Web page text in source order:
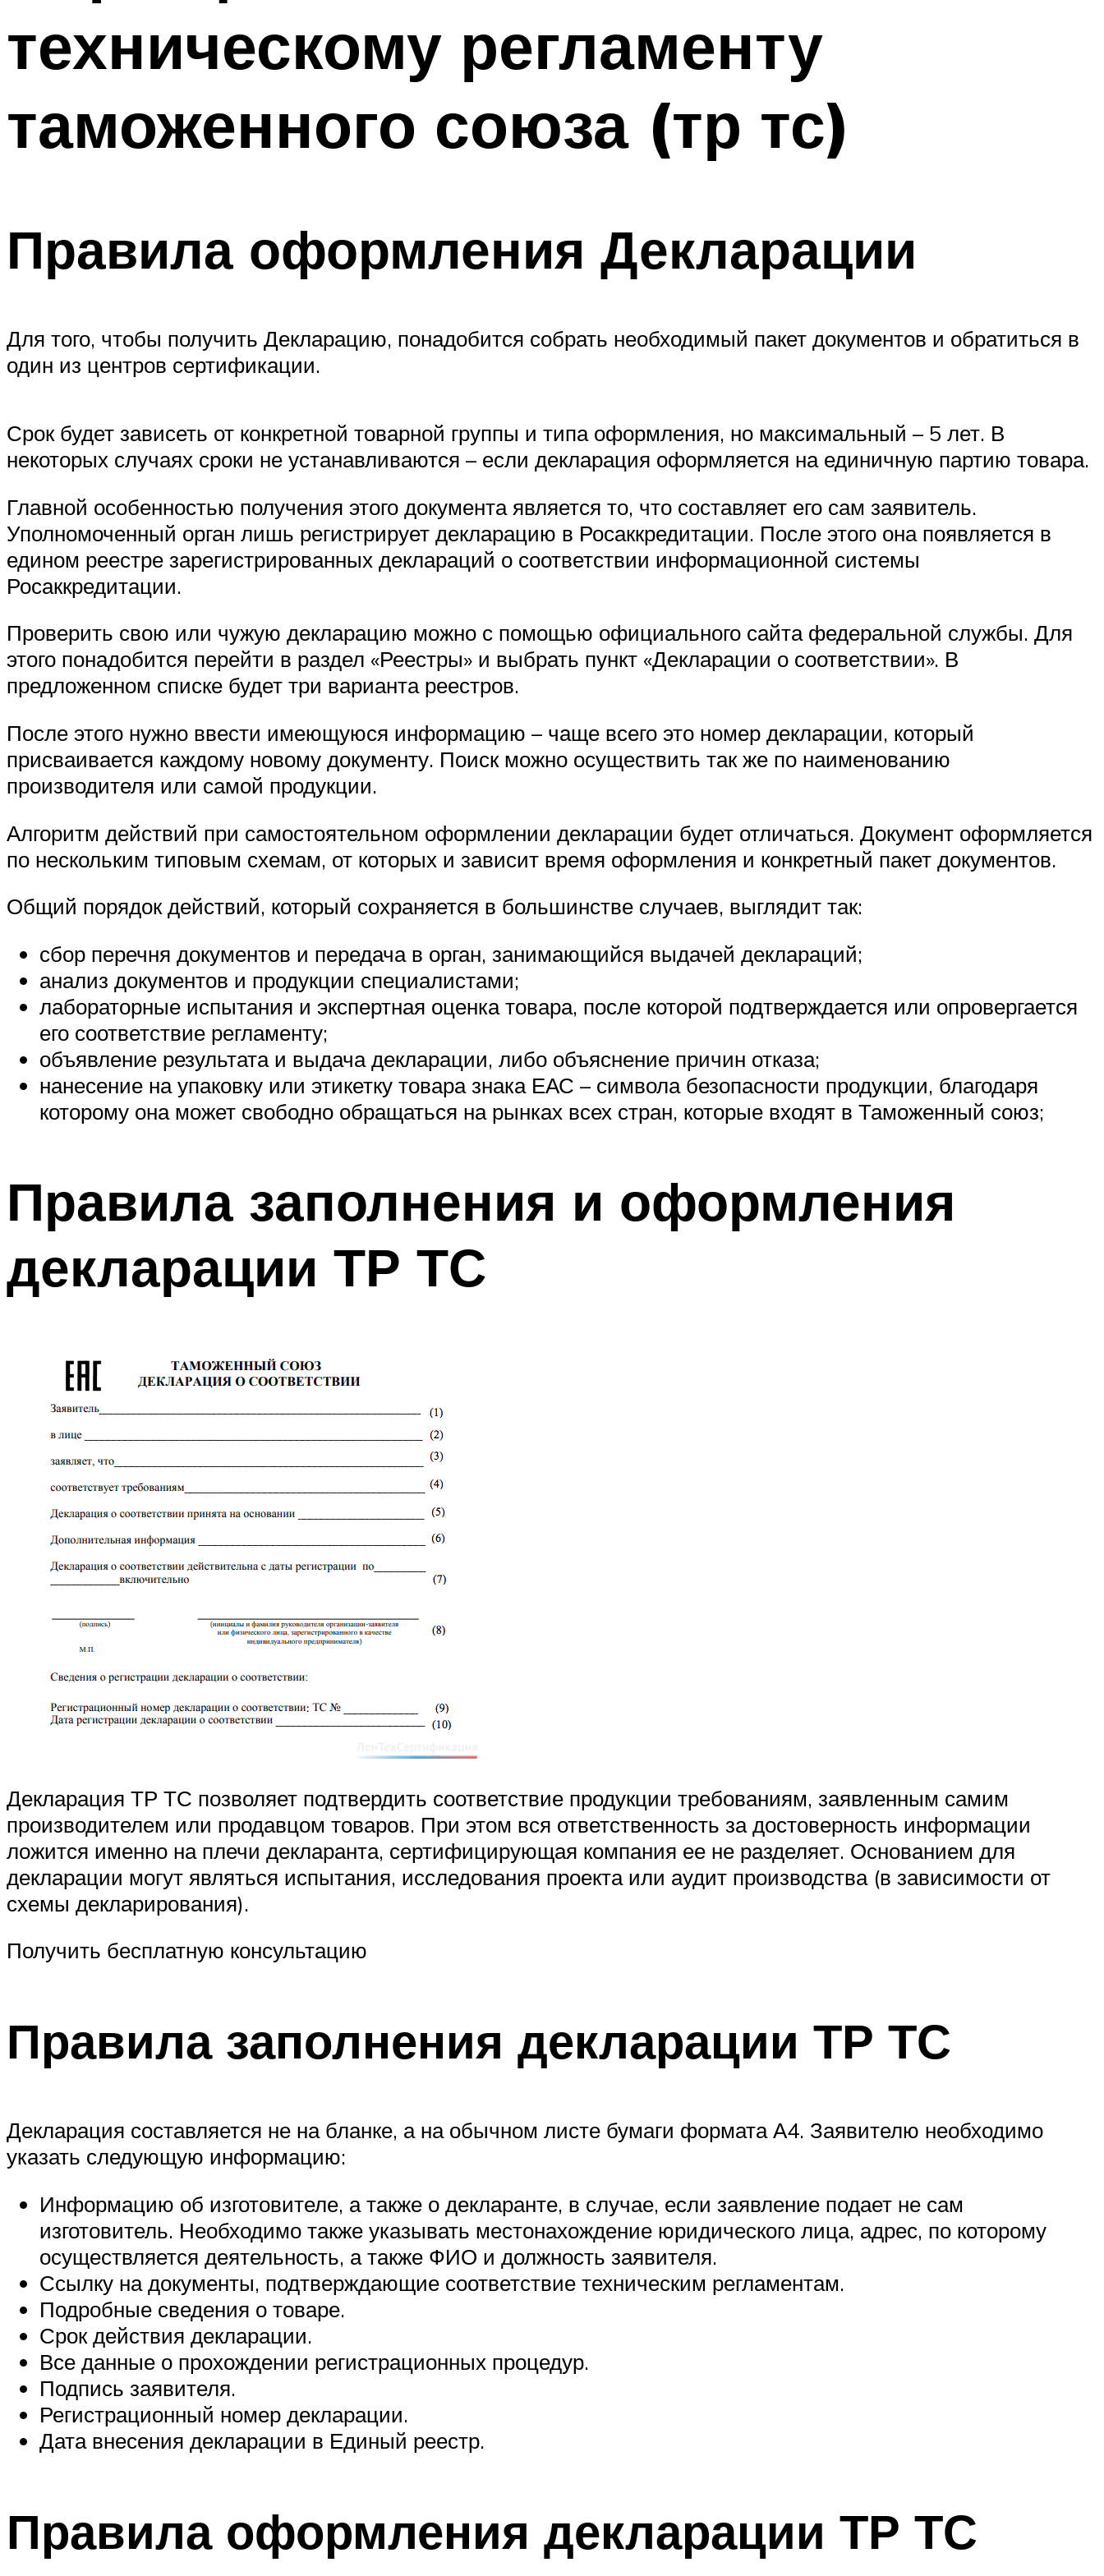
техническому регламенту
таможенного союза (тр тс)
Правила оформления Декларации
Для того, чтобы получить Декларацию, понадобится собрать необходимый пакет документов и обратиться в
один из центров сертификации.
Срок будет зависеть от конкретной товарной группы и типа оформления, но максимальный – 5 лет. В
некоторых случаях сроки не устанавливаются – если декларация оформляется на единичную партию товара.
Главной особенностью получения этого документа является то, что составляет его сам заявитель.
Уполномоченный орган лишь регистрирует декларацию в Росаккредитации. После этого она появляется в
едином реестре зарегистрированных деклараций о соответствии информационной системы
Росаккредитации.
Проверить свою или чужую декларацию можно с помощью официального сайта федеральной службы. Для
этого понадобится перейти в раздел «Реестры» и выбрать пункт «Декларации о соответствии». В
предложенном списке будет три варианта реестров.
После этого нужно ввести имеющуюся информацию – чаще всего это номер декларации, который
присваивается каждому новому документу. Поиск можно осуществить так же по наименованию
производителя или самой продукции.
Алгоритм действий при самостоятельном оформлении декларации будет отличаться. Документ оформляется
по нескольким типовым схемам, от которых и зависит время оформления и конкретный пакет документов.
Общий порядок действий, который сохраняется в большинстве случаев, выглядит так:
сбор перечня документов и передача в орган, занимающийся выдачей деклараций;
анализ документов и продукции специалистами;
лабораторные испытания и экспертная оценка товара, после которой подтверждается или опровергается
его соответствие регламенту;
объявление результата и выдача декларации, либо объяснение причин отказа;
нанесение на упаковку или этикетку товара знака ЕАС – символа безопасности продукции, благодаря
которому она может свободно обращаться на рынках всех стран, которые входят в Таможенный союз;
Правила заполнения и оформления
декларации ТР ТС
Декларация ТР ТС позволяет подтвердить соответствие продукции требованиям, заявленным самим
производителем или продавцом товаров. При этом вся ответственность за достоверность информации
ложится именно на плечи декларанта, сертифицирующая компания ее не разделяет. Основанием для
декларации могут являться испытания, исследования проекта или аудит производства (в зависимости от
схемы декларирования).
Получить бесплатную консультацию
Правила заполнения декларации ТР ТС
Декларация составляется не на бланке, а на обычном листе бумаги формата А4. Заявителю необходимо
указать следующую информацию:
Информацию об изготовителе, а также о декларанте, в случае, если заявление подает не сам
изготовитель. Необходимо также указывать местонахождение юридического лица, адрес, по которому
осуществляется деятельность, а также ФИО и должность заявителя.
Ссылку на документы, подтверждающие соответствие техническим регламентам.
Подробные сведения о товаре.
Срок действия декларации.
Все данные о прохождении регистрационных процедур.
Подпись заявителя.
Регистрационный номер декларации.
Дата внесения декларации в Единый реестр.
Правила оформления декларации ТР ТС